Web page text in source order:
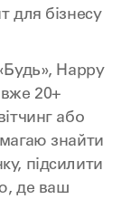
для бізнесу
Happy
20+
або
знайти
підсилити
де ваш